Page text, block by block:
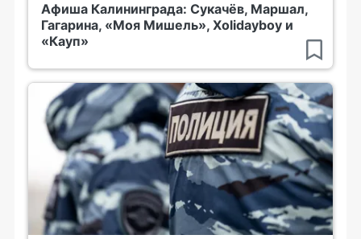
Афиша Калининграда: Сукачёв, Маршал,
Гагарина, «Моя Мишель», Xolidayboy и
«Кауп»